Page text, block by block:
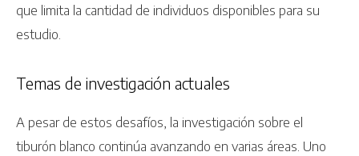
que limita la cantidad de individuos disponibles para su
estudio.
Temas de investigación actuales
A pesar de estos desafíos, la investigación sobre el
tiburón blanco continúa avanzando en varias áreas. Uno